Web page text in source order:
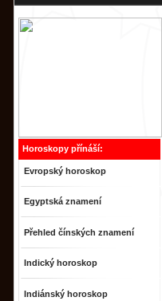
Horoskopy přínáší:
Evropský horoskop
Egyptská znamení
Přehled čínských znamení
Indický horoskop
Indiánský horoskop